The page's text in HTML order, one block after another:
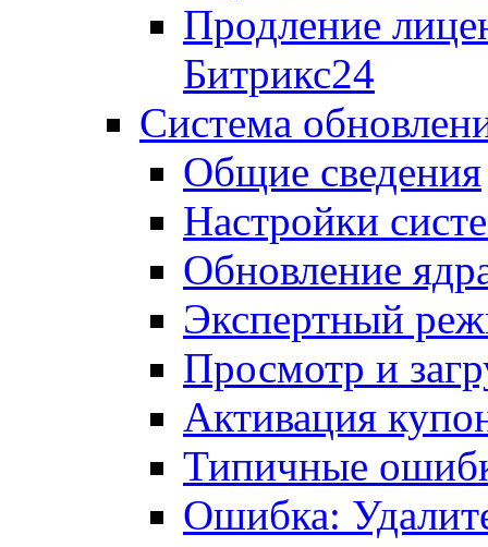
Продление
Битрикс24
Система
Общие сведения
Настройки
Обновление
Экспертный
Просмотр и
Активация
Типичные
Ошибка: